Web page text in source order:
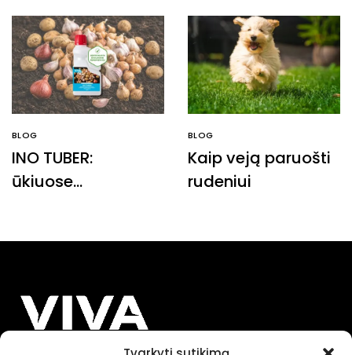
BLOG
INO TUBER:
ūkiuose
BLOG
Kaip veją paruošti
rudeniui